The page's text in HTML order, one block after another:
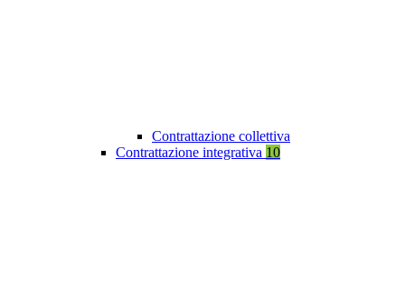
Contrattazione collettiva
Contrattazione integrativa 10